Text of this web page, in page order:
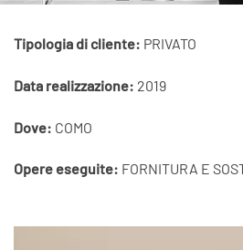
Tipologia di cliente: PRIVATO
Data realizzazione: 2019
Dove: COMO
Opere eseguite: FORNITURA E